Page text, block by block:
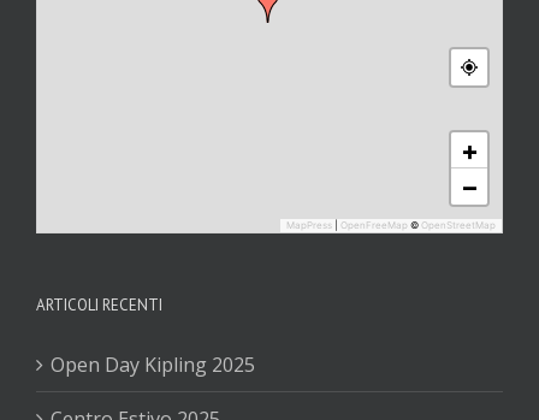
+
−
MapPress OpenFreeMap © OpenStreetMap
ARTICOLI RECENTI
Open Day Kipling 2025